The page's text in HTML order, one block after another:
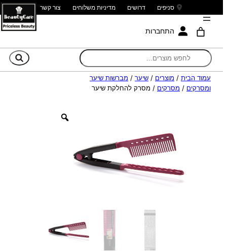
סניפים דרושים מדיניות משלוחים צור קשר
התחברות
עמוד הבית / מוצרים / שיער / מברשות שיער
ומסרקים / מסרקים / מסרק להחלקת שיער